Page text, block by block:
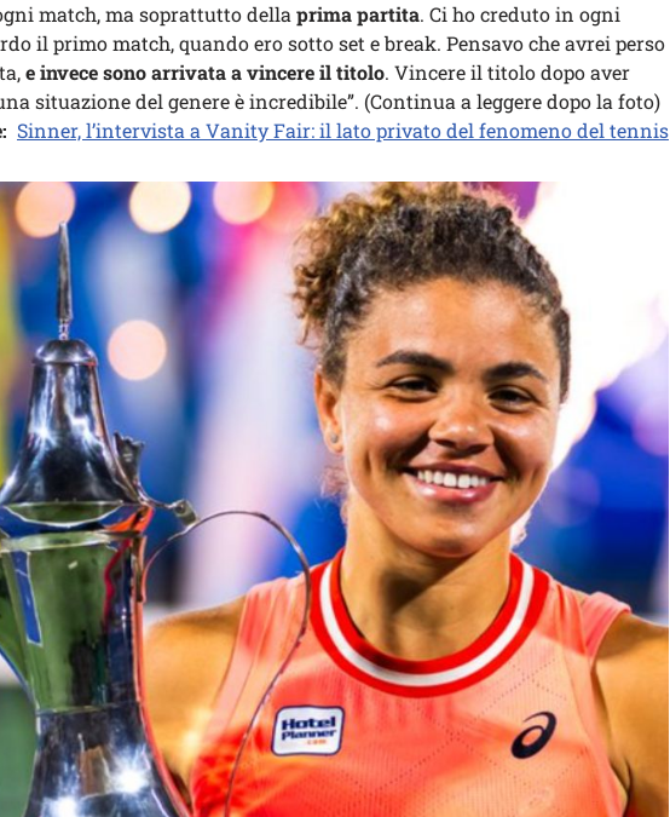
match, ma soprattutto della prima partita. Ci ho creduto in ogni
il primo match, quando ero sotto set e break. Pensavo che avrei perso
e invece sono arrivata a vincere il titolo. Vincere il titolo dopo aver
situazione del genere è incredibile”. (Continua a leggere dopo la foto)
Sinner, l’intervista a Vanity Fair: il lato privato del fenomeno del tennis